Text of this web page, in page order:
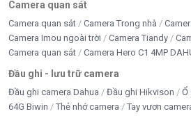
Camera quan sát
Camera quan sát Camera Trong nhà
Camera Imou ngoài trời
Camera Tiandy
Camera quan sát
Camera Hero C1 4MP
Đầu ghi - lưu trữ camera
Đầu ghi camera Dahua Đầu ghi Hikvison Ổ
64G Biwin
Thẻ nhớ camera Tay vươn